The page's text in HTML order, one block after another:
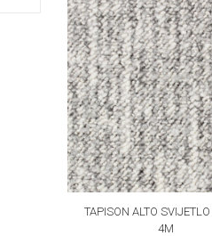
TAPISON ALTO
4M